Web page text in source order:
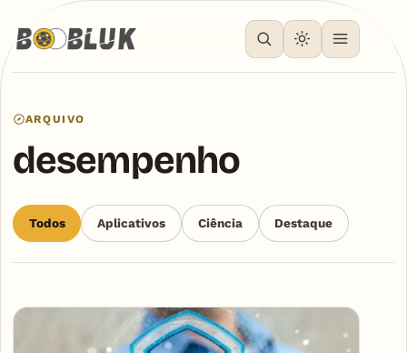
ARQUIVO
desempenho
Todos Aplicativos Ciência Destaque
Articles